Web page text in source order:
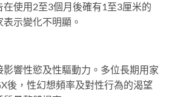
在使用2至3個月後確有1至3厘米的
示變化不明顯。
響性慾及性驅動力。多位長期用家
後，性幻想頻率及對性行為的渴望